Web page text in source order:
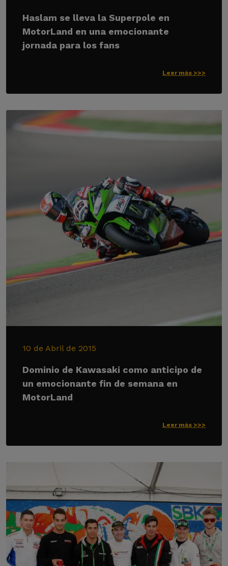
Haslam se lleva la Superpole en
MotorLand en una emocionante
jornada para los fans
Leer más >>>
10 de Abril de 2015
Dominio de Kawasaki como anticipo de
un emocionante fin de semana en
MotorLand
Leer más >>>